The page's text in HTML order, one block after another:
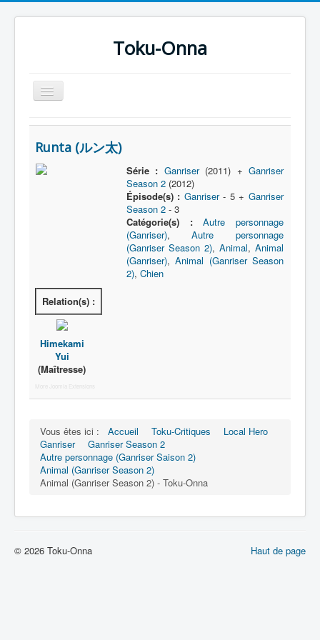
Toku-Onna
Basculer
la
Accueil
Toku-Actrices
Toku-Critiques
Artiste Asperger
Lexique
Tetsujin Ganriser Season 2 (鉄神
ガンライザー シーズン 2) = Dieu de
Personnages
Objets
Lieux
Runta (ルン太)
Série : Ganriser(2011) + Ganriser
Season 2(2012)
Épisode(s) : Ganriser- 5 + Ganriser
Season 2- 3
Catégorie(s) :
Autre personnage
(Ganriser),Autre personnage
(Ganriser Season 2), Animal, Animal
(Ganriser),Animal (Ganriser Season
2), Chien
Relation(s) :
Himekami
Yui
(Maîtresse)
More Joomla Extensions
Vous êtes ici : Accueil Toku-Critiques
Local Hero
Ganriser
Ganriser Season 2
Autre personnage (Ganriser Saison 2)
Animal (Ganriser Season 2)
Animal (Ganriser Season 2) - Toku-Onna
Haut de page
© 2026 Toku-Onna